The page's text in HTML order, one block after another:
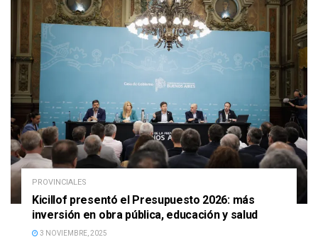
PROVINCIALES
Kicillof presentó el Presupuesto 2026: más
inversión en obra pública, educación y salud
3 NOVIEMBRE, 2025